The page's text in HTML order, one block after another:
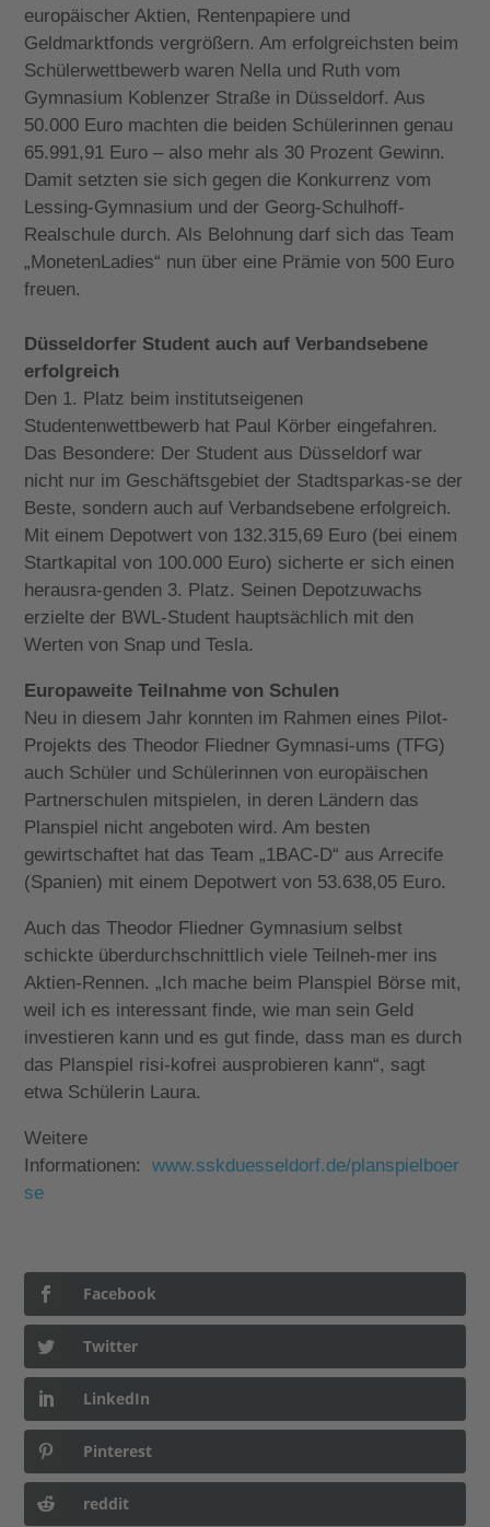
europäischer Aktien, Rentenpapiere und
Geldmarktfonds vergrößern. Am erfolgreichsten beim
Schülerwettbewerb waren Nella und Ruth vom
Gymnasium Koblenzer Straße in Düsseldorf. Aus
50.000 Euro machten die beiden Schülerinnen genau
65.991,91 Euro – also mehr als 30 Prozent Gewinn.
Damit setzten sie sich gegen die Konkurrenz vom
Lessing-Gymnasium und der Georg-Schulhoff-
Realschule durch. Als Belohnung darf sich das Team
„MonetenLadies“ nun über eine Prämie von 500 Euro
freuen.
Düsseldorfer Student auch auf Verbandsebene
erfolgreich
Den 1. Platz beim institutseigenen
Studentenwettbewerb hat Paul Körber eingefahren.
Das Besondere: Der Student aus Düsseldorf war
nicht nur im Geschäftsgebiet der Stadtsparkas-se der
Beste, sondern auch auf Verbandsebene erfolgreich.
Mit einem Depotwert von 132.315,69 Euro (bei einem
Startkapital von 100.000 Euro) sicherte er sich einen
herausra-genden 3. Platz. Seinen Depotzuwachs
erzielte der BWL-Student hauptsächlich mit den
Werten von Snap und Tesla.
Europaweite Teilnahme von Schulen
Neu in diesem Jahr konnten im Rahmen eines Pilot-
Projekts des Theodor Fliedner Gymnasi-ums (TFG)
auch Schüler und Schülerinnen von europäischen
Partnerschulen mitspielen, in deren Ländern das
Planspiel nicht angeboten wird. Am besten
gewirtschaftet hat das Team „1BAC-D“ aus Arrecife
(Spanien) mit einem Depotwert von 53.638,05 Euro.
Auch das Theodor Fliedner Gymnasium selbst
schickte überdurchschnittlich viele Teilneh-mer ins
Aktien-Rennen. „Ich mache beim Planspiel Börse mit,
weil ich es interessant finde, wie man sein Geld
investieren kann und es gut finde, dass man es durch
das Planspiel risi-kofrei ausprobieren kann“, sagt
etwa Schülerin Laura.
Weitere
Informationen:
www.sskduesseldorf.de/planspielboer
se
Facebook
Twitter
LinkedIn
Pinterest
reddit